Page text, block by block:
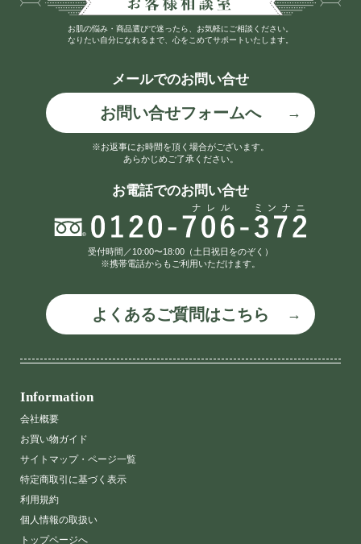
お肌の悩み・商品選びで迷ったら、お気軽にご相談ください。
なりたい自分になれるまで、心をこめてサポートいたします。
メールでのお問い合せ
お問い合せフォームへ
※お返事にお時間を頂く場合がございます。
あらかじめご了承ください。
お電話でのお問い合せ
受付時間／10:00〜18:00（土日祝日をのぞく）
※携帯電話からもご利用いただけます。
よくあるご質問はこちら
Information
会社概要
お買い物ガイド
サイトマップ・ページ一覧
特定商取引に基づく表示
利用規約
個人情報の取扱い
トップページへ